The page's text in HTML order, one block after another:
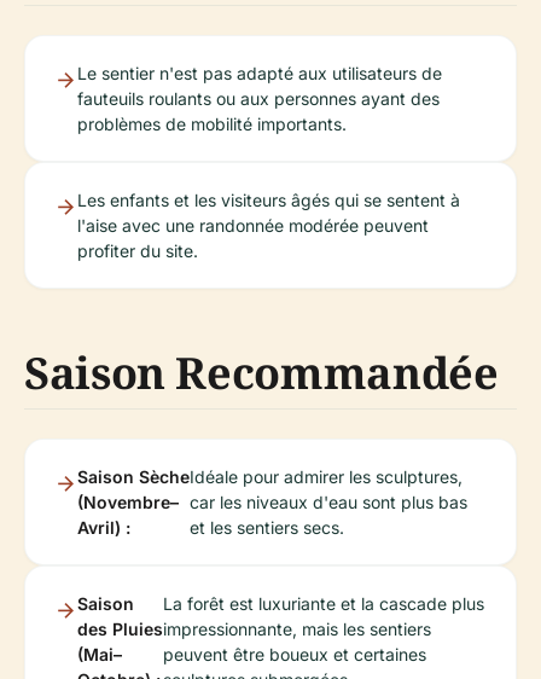
Le sentier n'est pas adapté aux utilisateurs de
fauteuils roulants ou aux personnes ayant des
problèmes de mobilité importants.
Les enfants et les visiteurs âgés qui se sentent à
l'aise avec une randonnée modérée peuvent
profiter du site.
Saison Recommandée
Saison Sèche
(Novembre–
Avril) :
Idéale pour admirer les sculptures,
car les niveaux d'eau sont plus bas
et les sentiers secs.
Saison
des Pluies
(Mai–
La forêt est luxuriante et la cascade plus
impressionnante, mais les sentiers
peuvent être boueux et certaines